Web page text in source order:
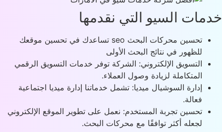
السيو التي نقدمها
تحسين محركات البحث seo تساعدك في تحسين موقعك
للظهور في نتائج البحث الأولى
التسويق الإلكتروني: الشركة توفر خدمات التسويق الرقمي
المتكاملة لزيادة وصول العملاء.
إدارة السوشيال ميديا: تشمل خدماتنا إدارة ميديا اجتماعية
فعالة.
تحسين تجربة المستخدم: نعمل على تطوير الموقع الإلكتروني
لجعله أكثر توافقًا مع محركات البحث.